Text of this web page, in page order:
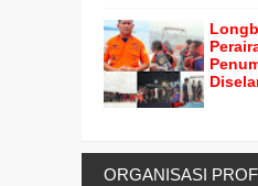
ORGANISASI